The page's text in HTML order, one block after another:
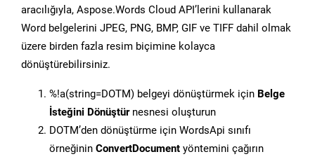
aracılığıyla, Aspose.Words Cloud API’lerini kullanarak
Word belgelerini JPEG, PNG, BMP, GIF ve TIFF dahil olmak
üzere birden fazla resim biçimine kolayca
dönüştürebilirsiniz.
%!a(string=DOTM) belgeyi dönüştürmek için Belge
İsteğini Dönüştürnesnesi oluşturun
DOTM’den dönüştürme için WordsApi sınıfı
örneğinin ConvertDocument yöntemini çağırın